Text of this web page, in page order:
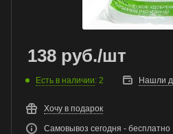
138 руб./шт
Есть в наличии: 2 Нашли
Хочу в подарок
Самовывоз сегодня - бесплатно